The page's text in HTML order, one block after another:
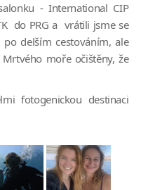
- International CIP
do PRG a vrátili jsme se
delším cestováním, ale
moře očištěny, že
fotogenickou destinaci